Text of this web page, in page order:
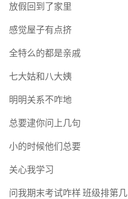
放假回到了家里
感觉屋子有点挤
全特么的都是亲戚
七大姑和八大姨
明明关系不咋地
总要逮你问上几句
小的时候他们总要
关心我学习
问我期末考试咋样 班级排第几